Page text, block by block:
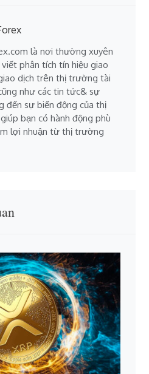
là nơi thường xuyên
viết phân tích tín hiệu giao
dịch trên thị trường tài
như các tin tức& sự
đến sự biến động của thị
bạn có hành động phù
lợi nhuận từ thị trường